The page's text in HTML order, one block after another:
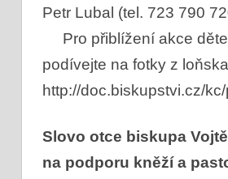
Petr Lubal (tel. 723 790
Pro přiblížení akce
podívejte na fotky z
http://doc.biskupstvi.cz/
Slovo otce biskupa
na podporu kněží a